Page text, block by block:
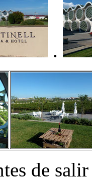
.
de